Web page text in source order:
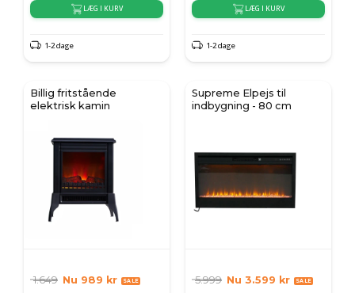
LÆG I KURV
1-2 dage
LÆG I KURV
1-2 dage
Billig fritstående
elektrisk kamin
1.649 Nu 989 kr
Supreme Elpejs til
indbygning - 80 cm
5.999 Nu 3.599 kr